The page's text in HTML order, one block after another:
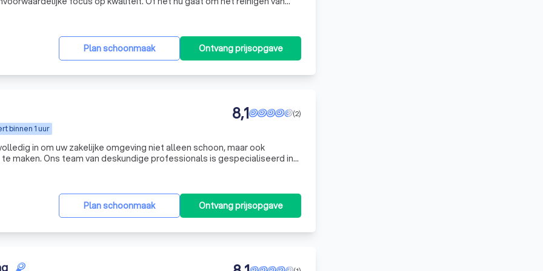
van uw kantoor na een verbouwing — wij leveren resultaat
Plan schoonmaak Ontvang prijsopgave
binnen 1 uur
(2)
8,1
in om uw zakelijke omgeving niet alleen schoon, maar ook
maken. Ons team van deskundige professionals is gespecialiseerd in
van dagelijkse schoonmaak tot specialistische reiniging en
Plan schoonmaak Ontvang prijsopgave